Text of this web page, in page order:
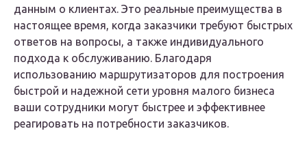
данным о клиентах. Это реальные преимущества в
настоящее время, когда заказчики требуют быстрых
ответов на вопросы, а также индивидуального
подхода к обслуживанию. Благодаря
использованию маршрутизаторов для построения
быстрой и надежной сети уровня малого бизнеса
ваши сотрудники могут быстрее и эффективнее
реагировать на потребности заказчиков.